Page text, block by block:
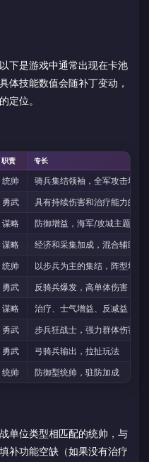
下是游戏中通常出现在卡池
体技能数值会随补丁变动，
定位。
职责 专长
统帅
骑兵集结领袖，全军攻击增益
勇武
具有持续伤害和治疗能力的骑
谋略
防御增益，海军/攻城主题的
谋略
经济和采集加成，混合辅助
统帅
以步兵为主的集结，阵型增益
勇武
反骑兵爆发，高单体伤害
谋略
治疗、士气增益、反减益
勇武
步兵狂战士，强力群体伤害
勇武
弓骑兵输出，拉扯玩法
统帅 防御型统帅，驻防加成
单位类型相匹配的统帅，与
补功能空缺（如果没有治疗